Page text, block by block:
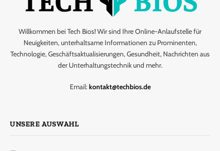
Willkommen bei Tech Bios! Wir sind Ihre Online-Anlaufstelle für
Neuigkeiten, unterhaltsame Informationen zu Prominenten,
Technologie, Geschäftsaktualisierungen, Gesundheit, Nachrichten aus
der Unterhaltungstechnik und mehr.
Email:kontakt@techbios.de
UNSERE AUSWAHL